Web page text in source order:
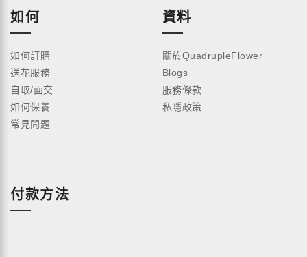
如何
如何訂購
送花服務
自取/面交
如何保養
常見問題
資料
關於QuadrupleFlower
Blogs
服務條款
私隱政策
付款方法